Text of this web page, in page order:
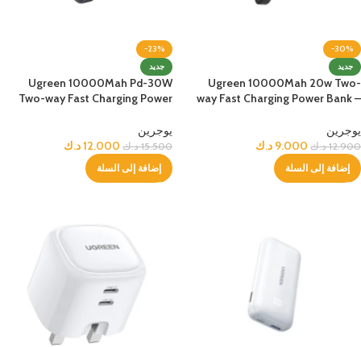
-30%
جديد
Ugreen 10000Mah 20w Two-
way Fast Charging Power Bank –
يوجرين
12.900 د.ك 9.000 د.ك
إضافة إلى السلة
-23%
جديد
Ugreen 10000Mah Pd-30W
Two-way Fast Charging Power
يوجرين
15.500 د.ك 12.000د.ك
إضافة إلى السلة